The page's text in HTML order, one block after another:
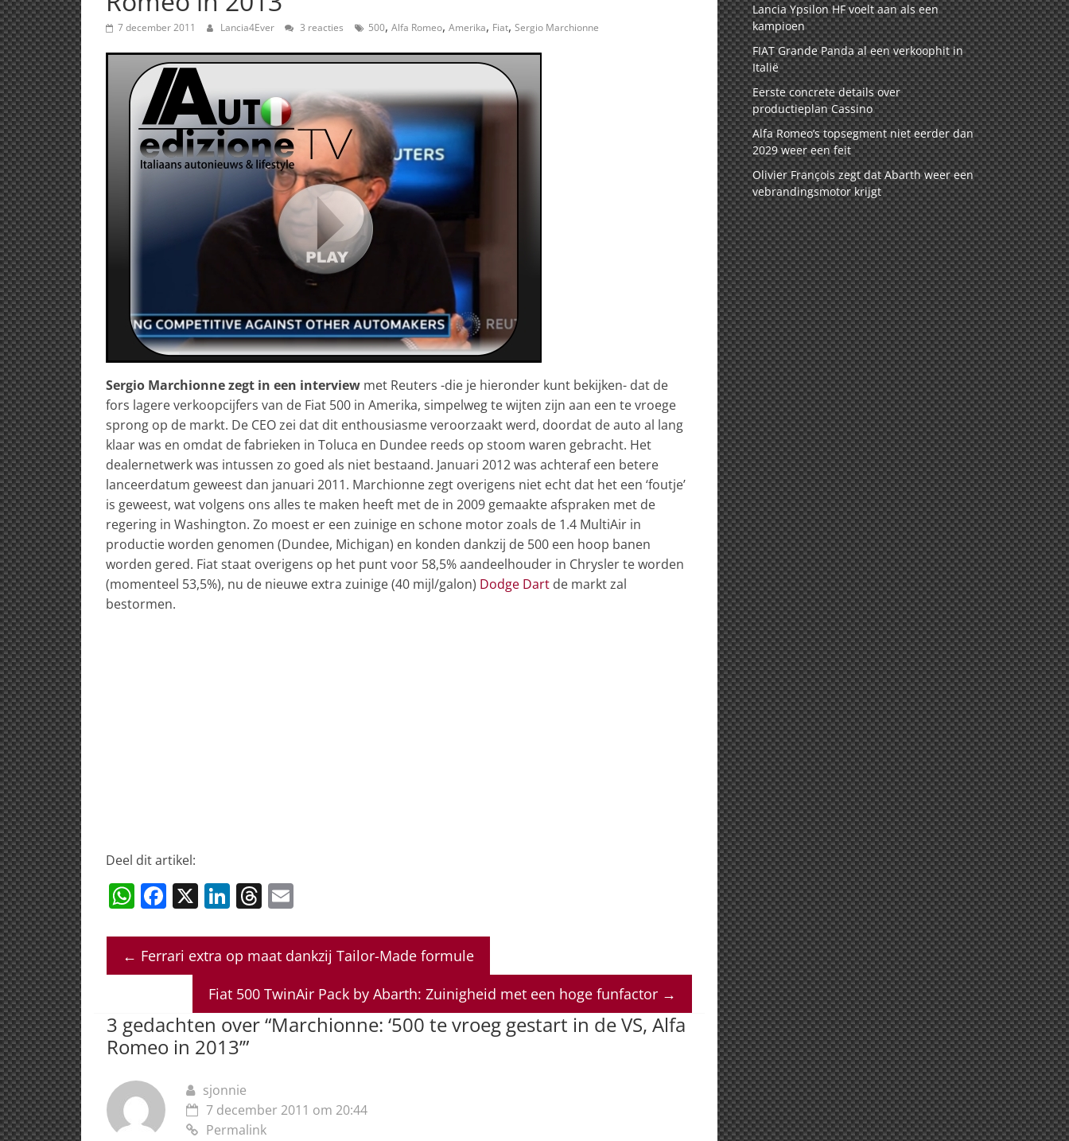
7 december 2011 Lancia4Ever 3 reacties 500, Alfa Romeo, Amerika, Fiat, Sergio Marchionne
Sergio Marchionne zegt in een interview met Reuters -die je hieronder kunt bekijken- dat de
fors lagere verkoopcijfers van de Fiat 500 in Amerika, simpelweg te wijten zijn aan een te vroege
sprong op de markt. De CEO zei dat dit enthousiasme veroorzaakt werd, doordat de auto al lang
klaar was en omdat de fabrieken in Toluca en Dundee reeds op stoom waren gebracht. Het
dealernetwerk was intussen zo goed als niet bestaand. Januari 2012 was achteraf een betere
lanceerdatum geweest dan januari 2011. Marchionne zegt overigens niet echt dat het een ‘foutje’
is geweest, wat volgens ons alles te maken heeft met de in 2009 gemaakte afspraken met de
regering in Washington. Zo moest er een zuinige en schone motor zoals de 1.4 MultiAir in
productie worden genomen (Dundee, Michigan) en konden dankzij de 500 een hoop banen
worden gered. Fiat staat overigens op het punt voor 58,5% aandeelhouder in Chrysler te worden
(momenteel 53,5%), nu de nieuwe extra zuinige (40 mijl/galon) Dodge Dart de markt zal
bestormen.
Deel dit artikel:
W
at
s
p
p
F
c
e
o
o
X Li
k
e
dI
n
T
re
a
d
s
ai
l
← Ferrari extra op maat dankzij Tailor-Made formule
Fiat 500 TwinAir Pack by Abarth: Zuinigheid met een hoge funfactor →
3 gedachten over “Marchionne: ‘500 te vroeg gestart in de VS, Alfa
Romeo in 2013’”
sjonnie
7 december 2011 om 20:44
Permalink
Lancia Ypsilon HF voelt aan als een
kampioen
FIAT Grande Panda al een verkoophit in
Italië
Eerste concrete details over
productieplan Cassino
Alfa Romeo’s topsegment niet eerder dan
2029 weer een feit
Olivier François zegt dat Abarth weer een
vebrandingsmotor krijgt